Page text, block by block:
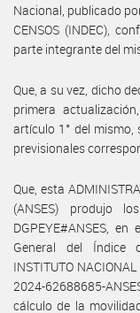
Nacional, publicado
CENSOS (INDEC),
parte integrante del
Que, a su vez, dicho
primera
artículo 1° del
previsionales
Que, esta
(ANSES) produjo
DGPEYE#ANSES,
General del Índice
INSTITUTO NACIONAL
2024-62688685-
cálculo de la